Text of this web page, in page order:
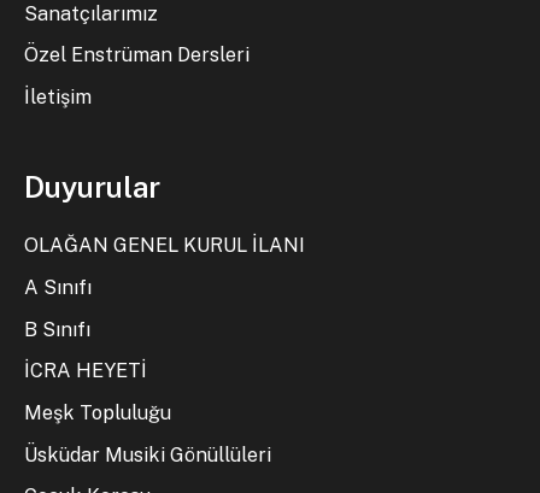
Sanatçılarımız
Özel Enstrüman Dersleri
İletişim
Duyurular
OLAĞAN GENEL KURUL İLANI
A Sınıfı
B Sınıfı
İCRA HEYETİ
Meşk Topluluğu
Üsküdar Musiki Gönüllüleri